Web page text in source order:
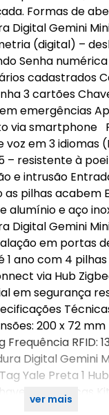
Formas de
Digital Gemini
(digital) –
Senha
cadastrados
3 cartões
emergências
via smartphone
em 3 idiomas
– resistente à
e intrusão
as pilhas acabem
alumínio e aço
Digital Gemini
em portas
1 ano com 4
via Hub
em segurança
200 x 72
Frequência RFID:
Digital Gemini
Yale Preta 1
mecânicas
ver mais